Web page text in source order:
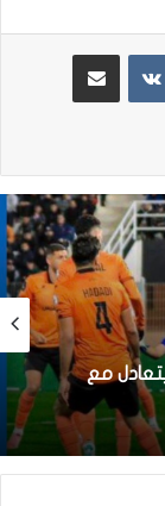
مشاركة عبر البريد
قبل